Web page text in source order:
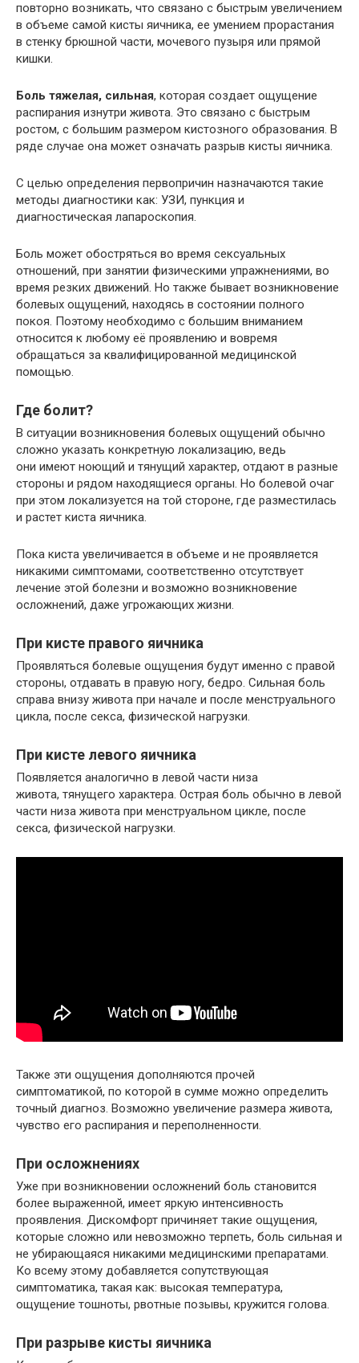
повторно возникать, что связано с быстрым увеличением
в объеме самой кисты яичника, ее умением прорастания
в стенку брюшной части, мочевого пузыря или прямой
кишки.
Боль тяжелая, сильная, которая создает ощущение
распирания изнутри живота. Это связано с быстрым
ростом, с большим размером кистозного образования. В
ряде случае она может означать разрыв кисты яичника.
С целью определения первопричин назначаются такие
методы диагностики как: УЗИ, пункция и
диагностическая лапароскопия.
Боль может обостряться во время сексуальных
отношений, при занятии физическими упражнениями, во
время резких движений. Но также бывает возникновение
болевых ощущений, находясь в состоянии полного
покоя. Поэтому необходимо с большим вниманием
относится к любому её проявлению и вовремя
обращаться за квалифицированной медицинской
помощью.
Где болит?
В ситуации возникновения болевых ощущений обычно
сложно указать конкретную локализацию, ведь
они имеют ноющий и тянущий характер, отдают в разные
стороны и рядом находящиеся органы. Но болевой очаг
при этом локализуется на той стороне, где разместилась
и растет киста яичника.
Пока киста увеличивается в объеме и не проявляется
никакими симптомами, соответственно отсутствует
лечение этой болезни и возможно возникновение
осложнений, даже угрожающих жизни.
При кисте правого яичника
Проявляться болевые ощущения будут именно с правой
стороны, отдавать в правую ногу, бедро. Сильная боль
справа внизу живота при начале и после менструального
цикла, после секса, физической нагрузки.
При кисте левого яичника
Появляется аналогично в левой части низа
живота, тянущего характера. Острая боль обычно в левой
части низа живота при менструальном цикле, после
секса, физической нагрузки.
Также эти ощущения дополняются прочей
симптоматикой, по которой в сумме можно определить
точный диагноз. Возможно увеличение размера живота,
чувство его распирания и переполненности.
При осложнениях
Уже при возникновении осложнений боль становится
более выраженной, имеет яркую интенсивность
проявления. Дискомфорт причиняет такие ощущения,
которые сложно или невозможно терпеть, боль сильная и
не убирающаяся никакими медицинскими препаратами.
Ко всему этому добавляется сопутствующая
симптоматика, такая как: высокая температура,
ощущение тошноты, рвотные позывы, кружится голова.
При разрыве кисты яичника